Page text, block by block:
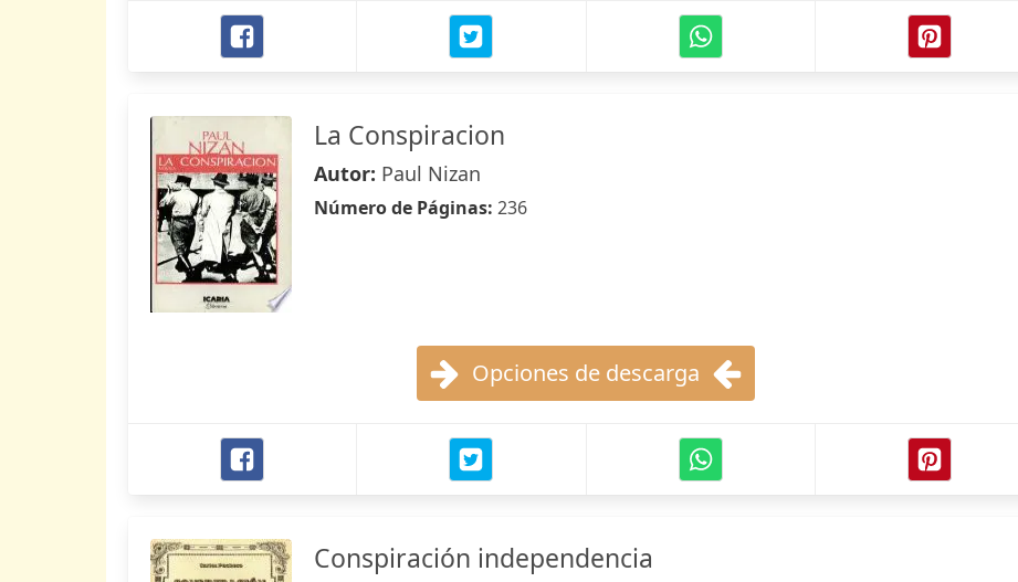
La Conspiracion
Autor: Paul Nizan
Número de Páginas: 236
Opciones de descarga
Conspiración independencia